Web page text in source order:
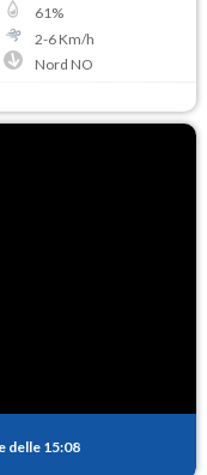
61%
2-6Km/h
Nord NO
delle 15:08